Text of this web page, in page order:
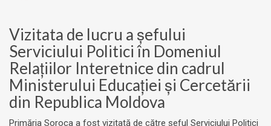
Vizitata de lucru a șefului
Serviciului Politici în Domeniul
Relațiilor Interetnice din cadrul
Ministerului Educației și Cercetării
din Republica Moldova
Primăria Soroca a fost vizitată de către șeful Serviciului Politici